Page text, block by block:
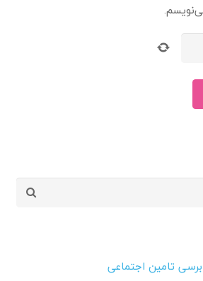
تامین اجتماعی